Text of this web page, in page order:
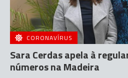
CORONAVÍRUS
Sara Cerdas apela à
números na Madeira